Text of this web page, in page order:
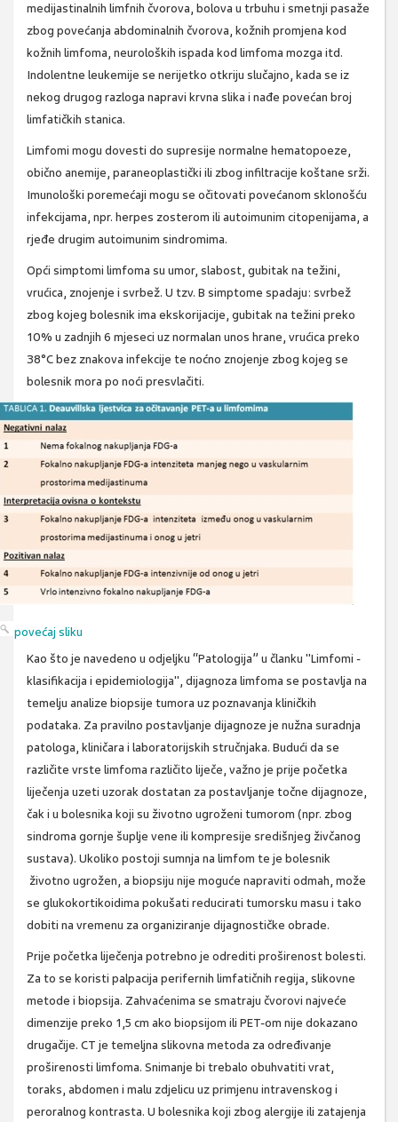
medijastinalnih limfnih čvorova, bolova u trbuhu i smetnji pasaže
zbog povećanja abdominalnih čvorova, kožnih promjena kod
kožnih limfoma, neuroloških ispada kod limfoma mozga itd.
Indolentne leukemije se nerijetko otkriju slučajno, kada se iz
nekog drugog razloga napravi krvna slika i nađe povećan broj
limfatičkih stanica.
Limfomi mogu dovesti do supresije normalne hematopoeze,
obično anemije, paraneoplastički ili zbog infiltracije koštane srži.
Imunološki poremećaji mogu se očitovati povećanom sklonošću
infekcijama, npr. herpes zosterom ili autoimunim citopenijama, a
rjeđe drugim autoimunim sindromima.
Opći simptomi limfoma su umor, slabost, gubitak na težini,
vrućica, znojenje i svrbež. U tzv. B simptome spadaju: svrbež
zbog kojeg bolesnik ima ekskorijacije, gubitak na težini preko
10% u zadnjih 6 mjeseci uz normalan unos hrane, vrućica preko
38°C bez znakova infekcije te noćno znojenje zbog kojeg se
bolesnik mora po noći presvlačiti.
povećaj sliku
Kao što je navedeno u odjeljku “Patologija” u članku "Limfomi -
klasifikacija i epidemiologija", dijagnoza limfoma se postavlja na
temelju analize biopsije tumora uz poznavanja kliničkih
podataka. Za pravilno postavljanje dijagnoze je nužna suradnja
patologa, kliničara i laboratorijskih stručnjaka. Budući da se
različite vrste limfoma različito liječe, važno je prije početka
liječenja uzeti uzorak dostatan za postavljanje točne dijagnoze,
čak i u bolesnika koji su životno ugroženi tumorom (npr. zbog
sindroma gornje šuplje vene ili kompresije središnjeg živčanog
sustava). Ukoliko postoji sumnja na limfom te je bolesnik
životno ugrožen, a biopsiju nije moguće napraviti odmah, može
se glukokortikoidima pokušati reducirati tumorsku masu i tako
dobiti na vremenu za organiziranje dijagnostičke obrade.
Prije početka liječenja potrebno je odrediti proširenost bolesti.
Za to se koristi palpacija perifernih limfatičnih regija, slikovne
metode i biopsija. Zahvaćenima se smatraju čvorovi najveće
dimenzije preko 1,5 cm ako biopsijom ili PET-om nije dokazano
drugačije. CT je temeljna slikovna metoda za određivanje
proširenosti limfoma. Snimanje bi trebalo obuhvatiti vrat,
toraks, abdomen i malu zdjelicu uz primjenu intravenskog i
peroralnog kontrasta. U bolesnika koji zbog alergije ili zatajenja